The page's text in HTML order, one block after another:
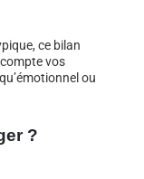
ce bilan
vos
ou
?